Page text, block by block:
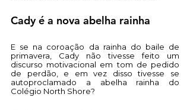
Cady é a nova abelha rainha
E se na coroação da rainha do baile de
primavera, Cady não tivesse feito um
discurso motivacional em tom de pedido
de perdão, e em vez disso tivesse se
autoproclamado a abelha rainha do
Colégio North Shore?